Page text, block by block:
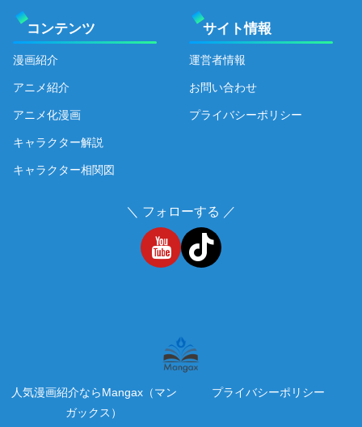
コンテンツ
漫画紹介
アニメ紹介
アニメ化漫画
キャラクター解説
キャラクター相関図
サイト情報
運営者情報
お問い合わせ
プライバシーポリシー
＼ フォローする ／
人気漫画紹介ならMangax（マン
ガックス）
プライバシーポリシー